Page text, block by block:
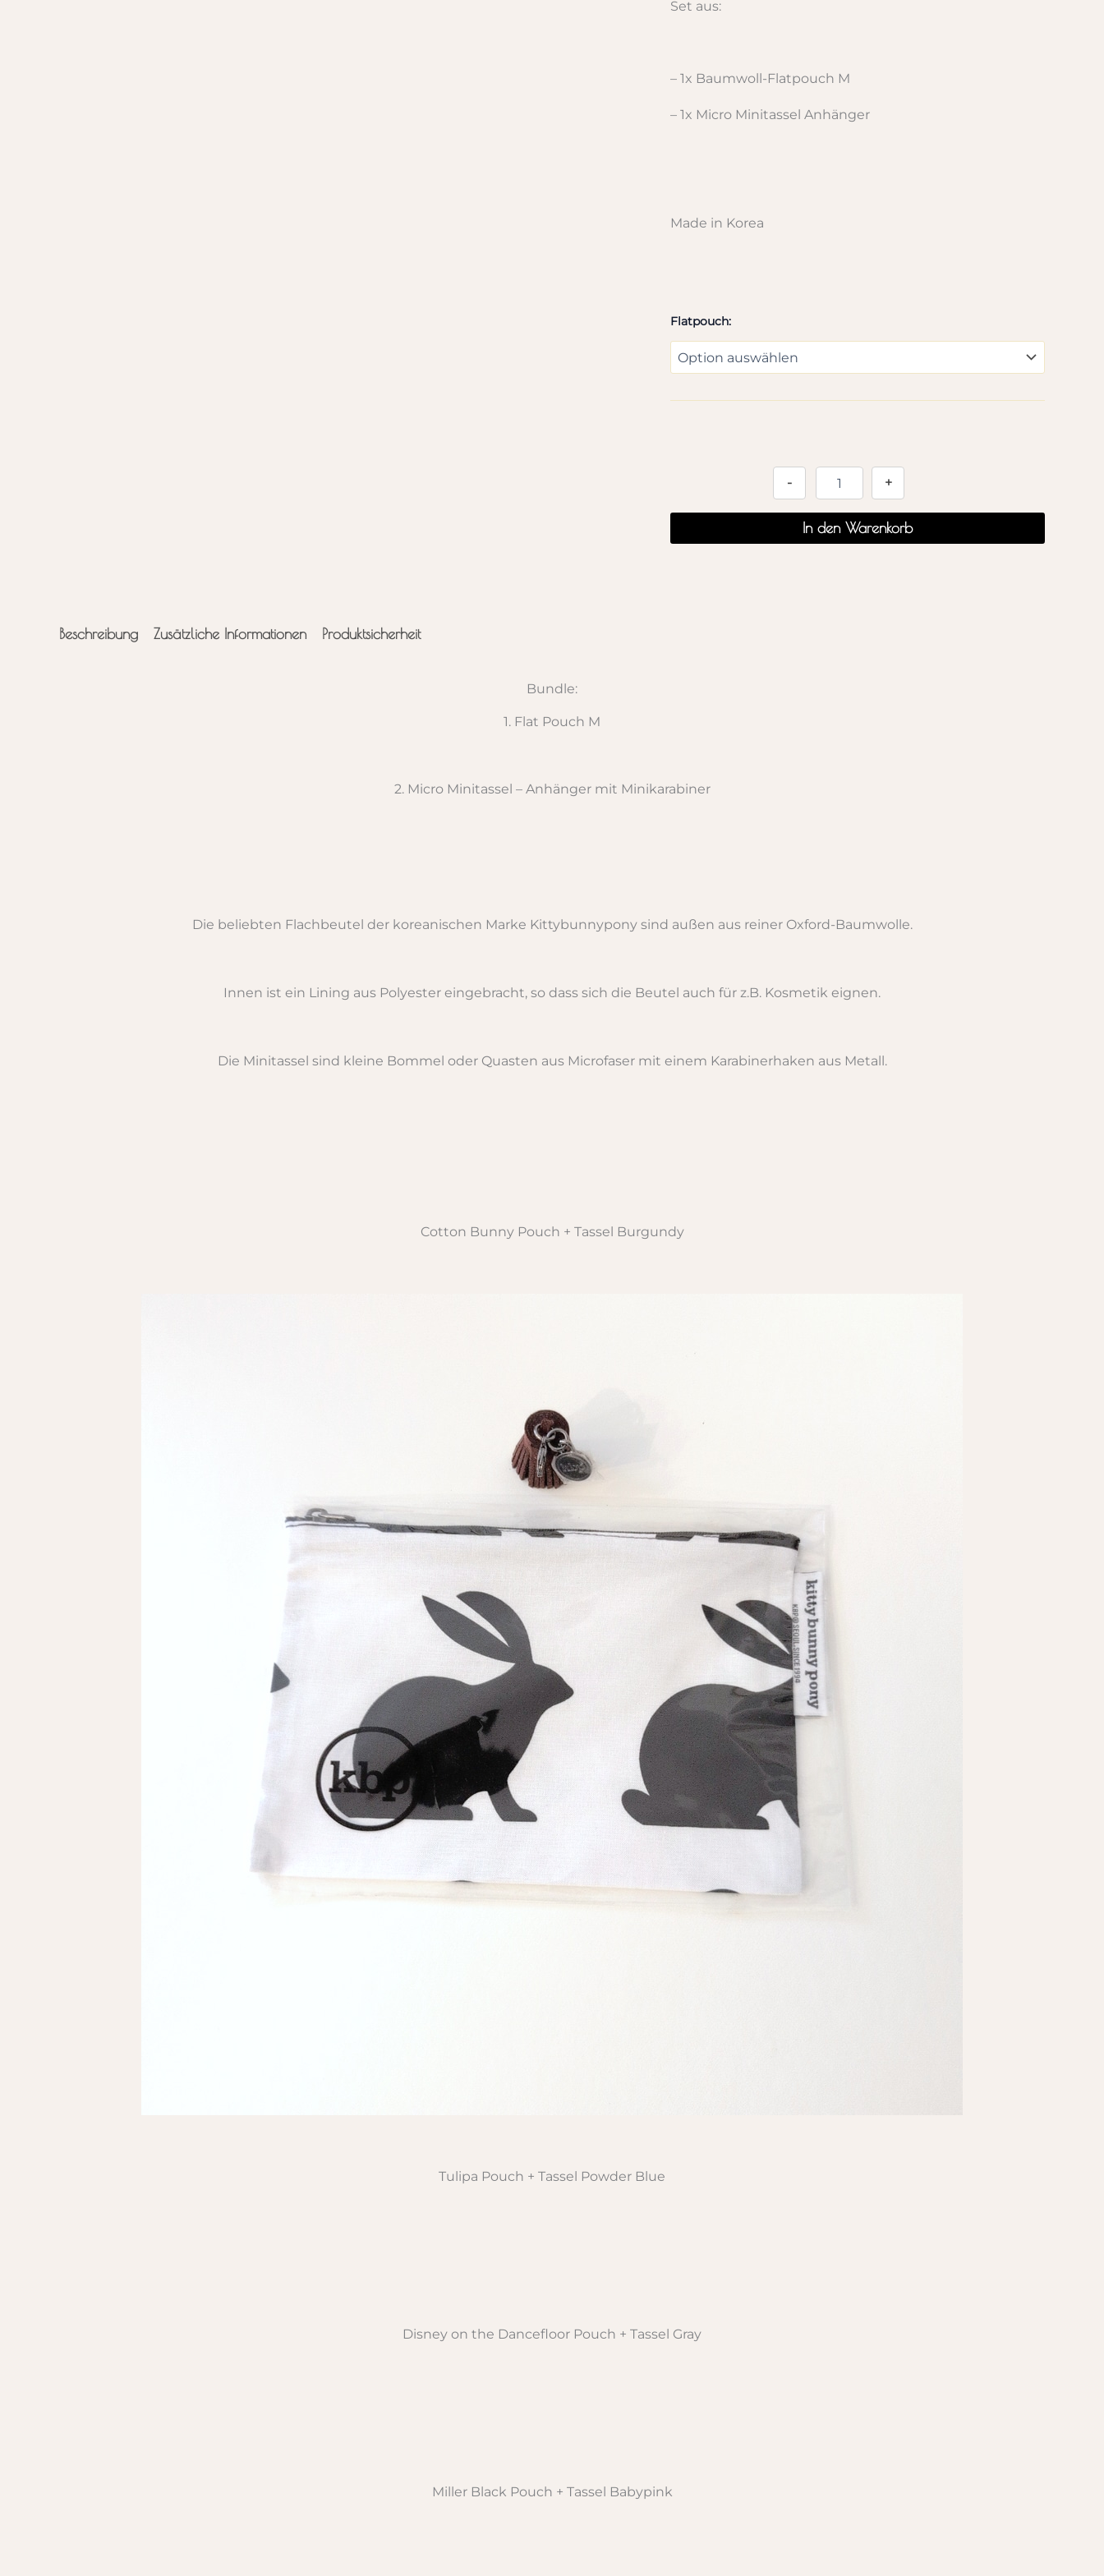
Set aus:
– 1x Baumwoll-Flatpouch M
– 1x Micro Minitassel Anhänger
Made in Korea
Flatpouch:
- +
In den Warenkorb
Beschreibung Zusätzliche Informationen Produktsicherheit
Bundle:
1. Flat Pouch M
2. Micro Minitassel – Anhänger mit Minikarabiner
Die beliebten Flachbeutel der koreanischen Marke Kittybunnypony sind außen aus reiner Oxford-Baumwolle.
Innen ist ein Lining aus Polyester eingebracht, so dass sich die Beutel auch für z.B. Kosmetik eignen.
Die Minitassel sind kleine Bommel oder Quasten aus Microfaser mit einem Karabinerhaken aus Metall.
Cotton Bunny Pouch + Tassel Burgundy
Tulipa Pouch + Tassel Powder Blue
Disney on the Dancefloor Pouch + Tassel Gray
Miller Black Pouch + Tassel Babypink